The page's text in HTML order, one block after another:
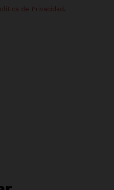
de Privacidad .